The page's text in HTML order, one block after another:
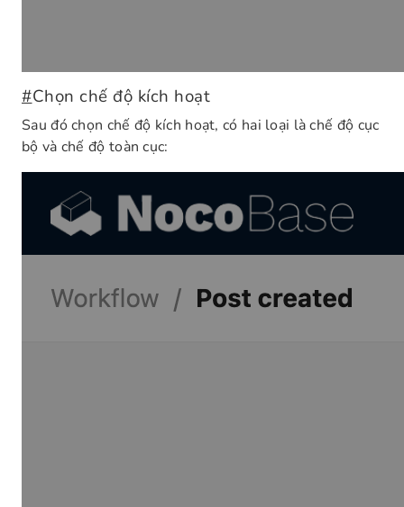
#Chọn chế độ kích hoạt
Sau đó chọn chế độ kích hoạt, có hai loại là chế độ cục
bộ và chế độ toàn cục: